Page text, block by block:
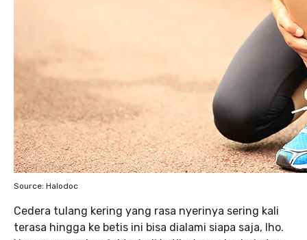
Source: Halodoc
Cedera tulang kering yang rasa nyerinya sering kali
terasa hingga ke betis ini bisa dialami siapa saja, lho.